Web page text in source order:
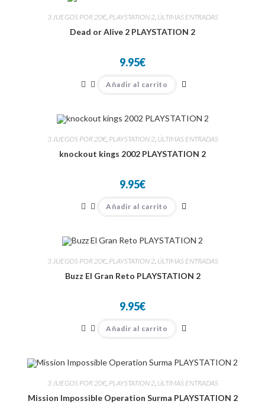
3 JUEGOS POR 20€, PLAYSTATION 2, ÚLTIMAS ENTRADAS
Dead or Alive 2 PLAYSTATION 2
9.95€
Añadir al carrito
3 JUEGOS POR 20€, PLAYSTATION 2, ÚLTIMAS ENTRADAS
knockout kings 2002 PLAYSTATION 2
9.95€
Añadir al carrito
3 JUEGOS POR 20€, PLAYSTATION 2, ÚLTIMAS ENTRADAS
Buzz El Gran Reto PLAYSTATION 2
9.95€
Añadir al carrito
3 JUEGOS POR 20€, PLAYSTATION 2, ÚLTIMAS ENTRADAS
Mission Impossible Operation Surma PLAYSTATION 2